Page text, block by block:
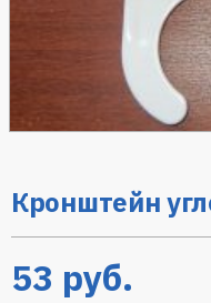
Кронштейн
53 руб.